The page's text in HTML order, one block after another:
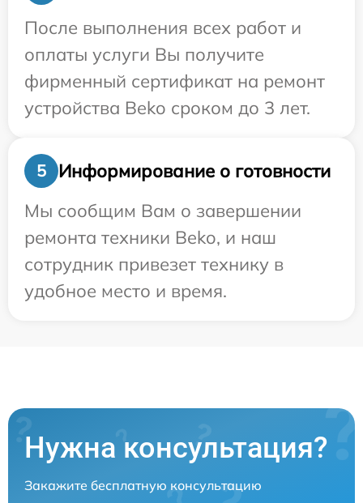
После выполнения всех работ и
оплаты услуги Вы получите
фирменный сертификат на ремонт
устройства Beko сроком до 3 лет.
5
Информирование о готовности
Мы сообщим Вам о завершении
ремонта техники Beko, и наш
сотрудник привезет технику в
удобное место и время.
Нужна консультация?
Закажите бесплатную консультацию